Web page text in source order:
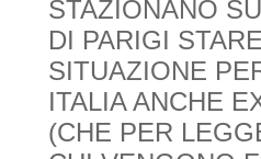
STAZIONANO
DI PARIGI
SITUAZIONE
ITALIA ANCHE
(CHE PER